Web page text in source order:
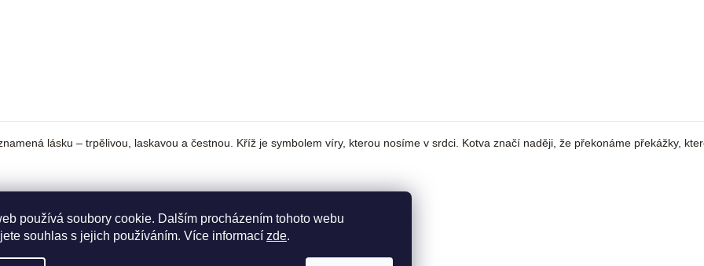
používá soubory cookie. Dalším procházením tohoto webu
souhlas s jejich používáním. Více informací zde.
lásku – trpělivou, laskavou a čestnou. Kříž je symbolem víry, kterou nosíme v srdci. Kotva značí naději, že překonáme překážky,